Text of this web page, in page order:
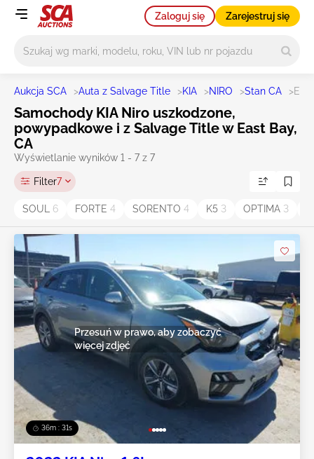
Zaloguj się Zarejestruj się
Aukcja SCA >Auta z Salvage Title >KIA >NIRO >Stan CA >
Samochody KIA Niro uszkodzone,
powypadkowe i z Salvage Title w East Bay,
CA
Wyświetlanie wyników 1 - 7 z 7
Filter7
SOUL 6 FORTE 4 SORENTO 4 K5 3 OPTIMA 3
36m : 30s
Przesuń w prawo, aby zobaczyć
więcej zdjęć